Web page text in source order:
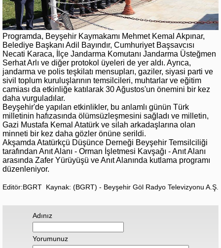
Programda, Beyşehir Kaymakamı Mehmet Kemal Akpınar,
Belediye Başkanı Adil Bayındır, Cumhuriyet Başsavcısı
Necati Karaca, İlçe Jandarma Komutanı Jandarma Üsteğmen
Serhat Arlı ve diğer protokol üyeleri de yer aldı. Ayrıca,
jandarma ve polis teşkilatı mensupları, gaziler, siyasi parti ve
sivil toplum kuruluşlarının temsilcileri, muhtarlar ve eğitim
camiası da etkinliğe katılarak 30 Ağustos'un önemini bir kez
daha vurguladılar.
Beyşehir'de yapılan etkinlikler, bu anlamlı günün Türk
milletinin hafızasında ölümsüzleşmesini sağladı ve milletin,
Gazi Mustafa Kemal Atatürk ve silah arkadaşlarına olan
minneti bir kez daha gözler önüne serildi.
Akşamda Atatürkçü Düşünce Derneği Beyşehir Temsilciliği
tarafından Anıt Alanı - Orman İşletmesi Kavşağı - Anıt Alanı
arasında Zafer Yürüyüşü ve Anıt Alanında kutlama programı
düzenleniyor.
Editör:BGRT Kaynak: (BGRT) - Beyşehir Göl Radyo Televizyonu A.Ş.
Adınız
Yorumunuz